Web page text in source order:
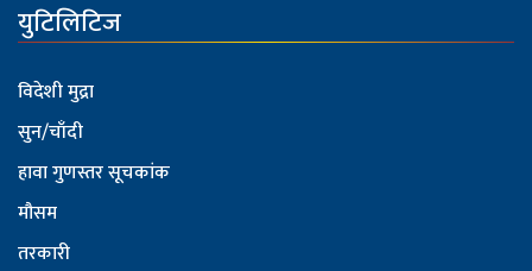
युटिलिटिज
विदेशी मुद्रा
सुन/चाँदी
हावा गुणस्तर सूचकांक
मौसम
तरकारी